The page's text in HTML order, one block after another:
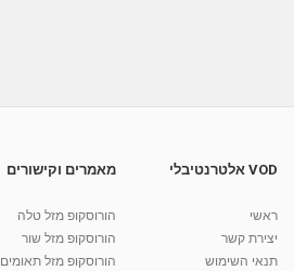
מאת
VOD אלטרנטיבלי
ראשי
יצירת קשר
תנאי השימוש
מאמרים וקישורים
הורוסקופ מזל טלה
הורוסקופ מזל שור
הורוסקופ מזל תאומים